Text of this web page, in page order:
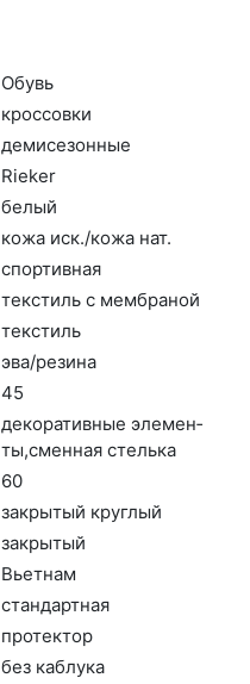
Обувь
крос­совки
де­мисе­зон­ные
Ri­eker
бе­лый
ко­жа иск./ко­жа нат.
спор­тивная
текс­тиль с мемб­ра­ной
текс­тиль
эва/ре­зина
45
де­кора­тив­ные эле­мен­
ты,смен­ная стель­ка
60
зак­ры­тый круг­лый
зак­ры­тый
Вь­ет­нам
стан­дарт­ная
про­тек­тор
без каб­лу­ка